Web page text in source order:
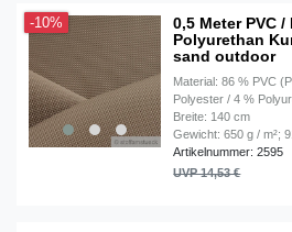
-10%
0,5 Meter PVC
Polyurethan
sand outdoor
Material: 86 % PVC
Polyester / 4 %
Breite: 140 cm
Gewicht: 650 g / m²;
Artikelnummer: 2595
UVP 14,53 €